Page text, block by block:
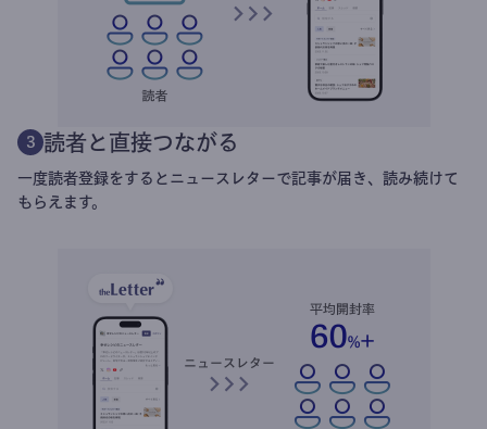
3 読者と直接つながる
一度読者登録をするとニュースレターで記事が届き、読み続けて
もらえます。